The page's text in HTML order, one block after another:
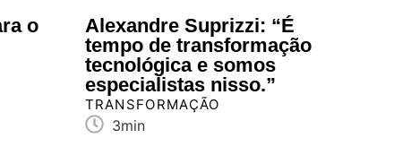
o
Alexandre Suprizzi: “É
tempo de transformação
tecnológica e somos
especialistas nisso.”
TRANSFORMAÇÃO
3min